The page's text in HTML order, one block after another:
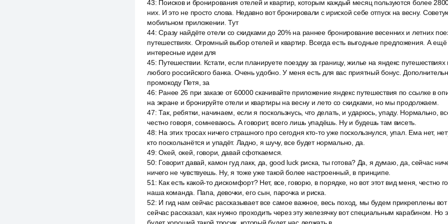
43: Поисков и бронирования отелей и квартир, которым каждый месяц пользуются более
них. И это не просто слова. Недавно вот бронировали с ириской себе отпуск на весну.
мобильном приложении. Тут
44:Сразу найдёте отели со скидками до 20% на раннее бронирование весенних и летних
путешествиях. Огромный выбор отелей и квартир. Всегда есть выгодные предложения. А
интересные идеи для
45: Путешествии. Кстати, если планируете поездку за границу, жилье на яндекс
любого российского банка. Очень удобно. У меня есть для вас приятный бонус.
промокоду Петя, за
46: Ранее 26 при заказе от 60000 скачивайте приложение яндекс путешествия по ссылке в
на экране и бронируйте отели и квартиры на весну и лето со скидками, но мы продолжаем.
47:Так, ребятки, начинаем, если я поскользнусь, что делать, и ударюсь, упаду. Нормально,
честно говоря, сомневаюсь. А говорит, всего лишь упадёшь. Ну и будешь там висеть.
48: На этих тросах ничего страшного про сегодня кто-то уже поскользнулся, упал. Ема нет,
кто поскользнётся и упадёт. Ладно, я шучу, все будет нормально, да.
49:Окей, окей, говори, давай сфоткаемся.
50: Говорит давай, камон гуд лакк, да, good luck риска, ты готова? Да, я думаю, да, сейчас
ничего не чувствуешь. Ну, я тоже уже такой более настроенный, в принципе.
51 : Как есть какой-то дискомфорт? Нет, все, говорю, в порядке, но вот этот вид меня, честно
наша команда. Папа, девочки, его сын, парочка и риска.
52: И гид нам сейчас рассказывает все самое важное, весь поход, мы будем прикреплены вот
сейчас рассказал, как нужно проходить через эту железячку вот специальным карабином. Но